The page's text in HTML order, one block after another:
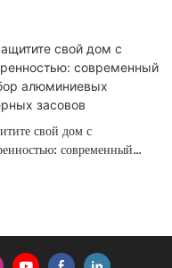
свой дом с
современный